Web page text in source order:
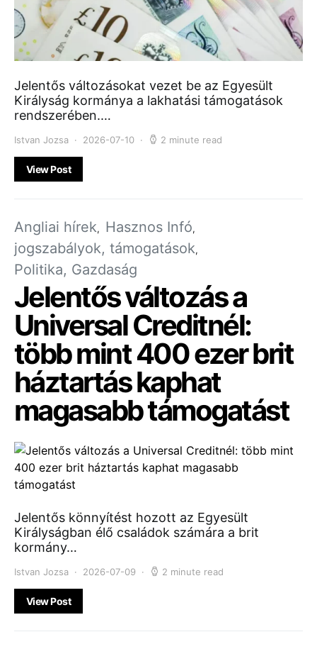
Jelentős változásokat vezet be az Egyesült
Királyság kormánya a lakhatási támogatások
rendszerében.…
Istvan Jozsa 2026-07-10 2 minute read
View Post
Angliai hírek Hasznos Infó
jogszabályok, támogatások
Politika, Gazdaság
Jelentős változás a
Universal Creditnél:
több mint 400 ezer brit
háztartás kaphat
magasabb támogatást
Jelentős könnyítést hozott az Egyesült
Királyságban élő családok számára a brit
kormány…
Istvan Jozsa 2026-07-09 2 minute read
View Post